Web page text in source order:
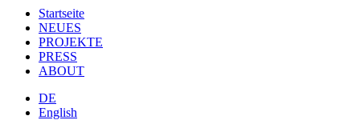
Startseite
NEUES
PROJEKTE
PRESS
ABOUT
DE
English